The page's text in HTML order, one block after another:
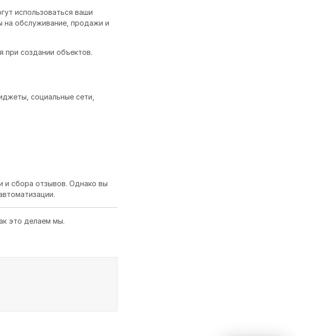
использоваться ваши
на обслуживание, продажи и
создании объектов.
социальные сети,
и сбора отзывов. Однако вы
это делаем мы.